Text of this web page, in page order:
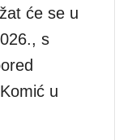
će se u
s
u